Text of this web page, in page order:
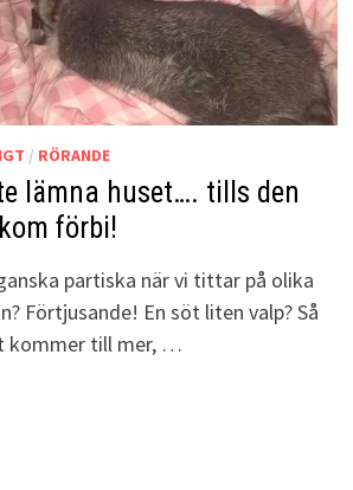
/ RÖRANDE
lämna huset…. tills den
förbi!
partiska när vi tittar på olika
Förtjusande! En söt liten valp? Så
kommer till mer, …